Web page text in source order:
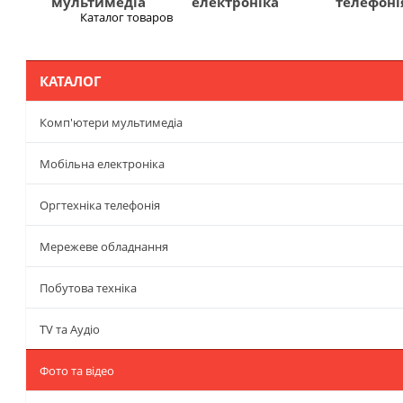
Каталог товаров
КАТАЛОГ
Комп'ютери мультимедіа
Мобільна електроніка
Оргтехніка телефонія
Мережеве обладнання
Побутова техніка
TV та Аудіо
Фото та відео